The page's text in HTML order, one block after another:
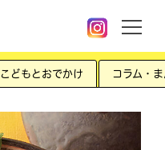
こどもとおでかけ コラム・